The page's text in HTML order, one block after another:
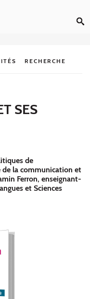
RECHERCHE
SES
de
de la communication et
Ferron, enseignant-
et Sciences